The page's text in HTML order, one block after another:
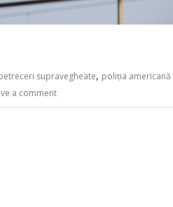
supravegheate, poliția
a comment